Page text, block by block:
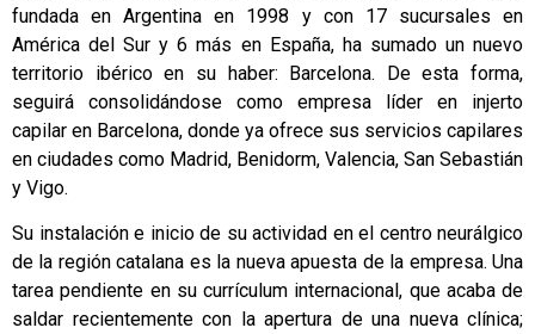
fundada en Argentina en 1998 y con 17 sucursales en
América del Sur y 6 más en España, ha sumado un nuevo
territorio ibérico en su haber: Barcelona. De esta forma,
seguirá consolidándose como empresa líder en injerto
capilar en Barcelona, donde ya ofrece sus servicios capilares
en ciudades como Madrid, Benidorm, Valencia, San Sebastián
y Vigo.
Su instalación e inicio de su actividad en el centro neurálgico
de la región catalana es la nueva apuesta de la empresa. Una
tarea pendiente en su currículum internacional, que acaba de
saldar recientemente con la apertura de una nueva clínica;